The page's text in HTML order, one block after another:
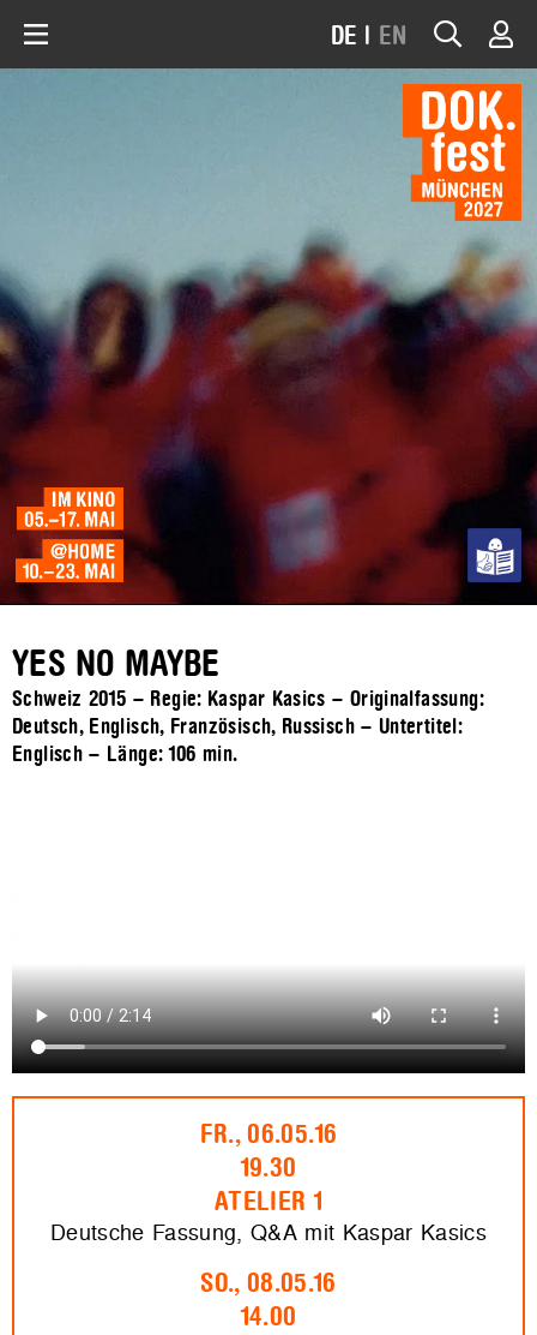
DE | EN
YES NO MAYBE
Schweiz 2015 – Regie: Kaspar Kasics – Originalfassung:
Deutsch, Englisch, Französisch, Russisch – Untertitel:
Englisch – Länge:106 min.
FR., 06.05.16
19.30
ATELIER 1
Deutsche Fassung, Q&A mit Kaspar Kasics
SO., 08.05.16
14.00